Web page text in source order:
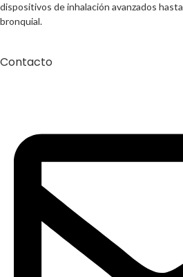
dispositivos de inhalación avanzados
bronquial.
Contacto